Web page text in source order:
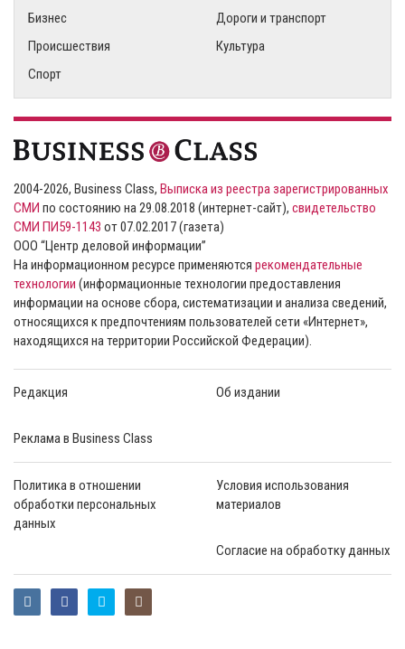
Бизнес
Дороги и транспорт
Происшествия
Культура
Спорт
2004-2026, Business Class, Выписка из реестра зарегистрированных
СМИ по состоянию на 29.08.2018 (интернет-сайт), свидетельство
СМИ ПИ59-1143 от 07.02.2017 (газета)
ООО “Центр деловой информации”
На информационном ресурсе применяются рекомендательные
технологии (информационные технологии предоставления
информации на основе сбора, систематизации и анализа сведений,
относящихся к предпочтениям пользователей сети «Интернет»,
находящихся на территории Российской Федерации).
Редакция Об издании
Реклама в Business Class
Политика в отношении
обработки персональных
данных
Условия использования
материалов
Согласие на обработку данных